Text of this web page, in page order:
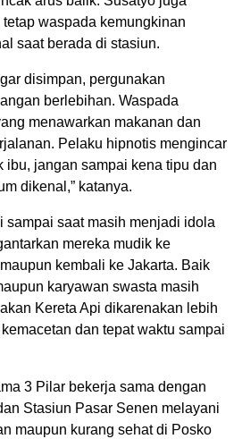
waspada kemungkinan
saat berada di stasiun.
disimpan, pergunakan
berlebihan. Waspada
menawarkan makanan dan
Pelaku hipnotis mengincar
ibu, jangan sampai kena tipu dan
dikenal,” katanya.
sampai saat masih menjadi idola
mereka mudik ke
kembali ke Jakarta. Baik
karyawan swasta masih
Kereta Api dikarenakan lebih
dan tepat waktu sampai
3 Pilar bekerja sama dengan
Stasiun Pasar Senen melayani
maupun kurang sehat di Posko